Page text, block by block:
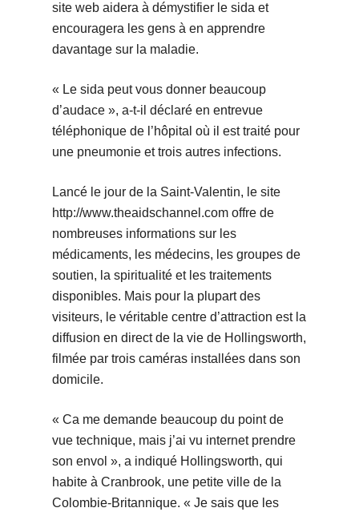
site web aidera à démystifier le sida et
encouragera les gens à en apprendre
davantage sur la maladie.
« Le sida peut vous donner beaucoup
d’audace », a-t-il déclaré en entrevue
téléphonique de l’hôpital où il est traité pour
une pneumonie et trois autres infections.
Lancé le jour de la Saint-Valentin, le site
http://www.theaidschannel.com offre de
nombreuses informations sur les
médicaments, les médecins, les groupes de
soutien, la spiritualité et les traitements
disponibles. Mais pour la plupart des
visiteurs, le véritable centre d’attraction est la
diffusion en direct de la vie de Hollingsworth,
filmée par trois caméras installées dans son
domicile.
« Ca me demande beaucoup du point de
vue technique, mais j’ai vu internet prendre
son envol », a indiqué Hollingsworth, qui
habite à Cranbrook, une petite ville de la
Colombie-Britannique. « Je sais que les